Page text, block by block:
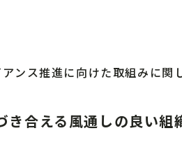
ンス推進に向けた取組みに関
き合える風通しの良い